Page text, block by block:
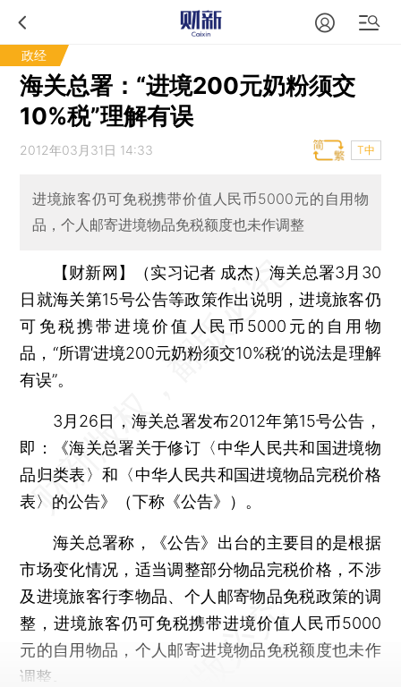
政经
海关总署：“进境200元奶粉须交
10%税”理解有误
2012年03月31日 14:33 T中
进境旅客仍可免税携带价值人民币5000元的自用物
品，个人邮寄进境物品免税额度也未作调整
【财新网】（实习记者 成杰）海关总署3月30
日就海关第15号公告等政策作出说明，进境旅客仍
可免税携带进境价值人民币5000元的自用物
品，“所谓‘进境200元奶粉须交10%税’的说法是理解
有误”。
3月26日，海关总署发布2012年第15号公告，
即：《海关总署关于修订〈中华人民共和国进境物
品归类表〉和〈中华人民共和国进境物品完税价格
表〉的公告》（下称《公告》）。
海关总署称，《公告》出台的主要目的是根据
市场变化情况，适当调整部分物品完税价格，不涉
及进境旅客行李物品、个人邮寄物品免税政策的调
整，进境旅客仍可免税携带进境价值人民币5000
元的自用物品，个人邮寄进境物品免税额度也未作
调整。